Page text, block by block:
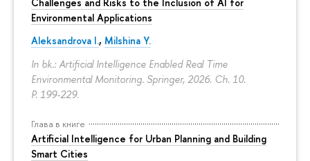
Environmental Applications
Aleksandrova I., Milshina Y.
In bk.: Artificial Intelligence Enabled Real Time
Environmental Monitoring. Springer, 2026. Ch. 10.
P. 199-229.
Глава в книге
Artificial Intelligence for Urban Planning and Building
Smart Cities